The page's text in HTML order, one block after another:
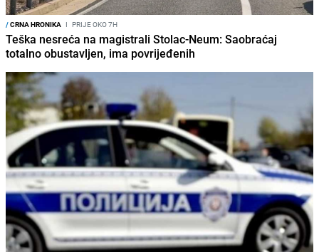
/CRNA HRONIKA I PRIJE OKO 7H
Teška nesreća na magistrali Stolac-Neum: Saobraćaj
totalno obustavljen, ima povrijeđenih